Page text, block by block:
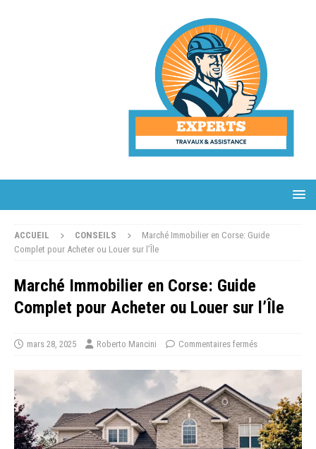
ACCUEIL CONSEILS
Marché Immobilier en Corse: Guide
Complet pour Acheter ou Louer sur l’Île
Marché Immobilier en Corse: Guide
Complet pour Acheter ou Louer sur l’Île
mars 28, 2025 Roberto Mancini Commentaires fermés